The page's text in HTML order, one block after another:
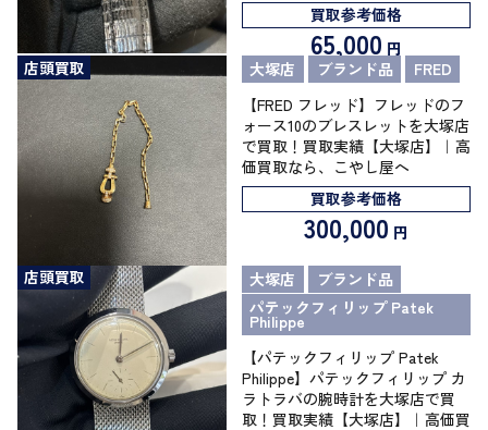
買取参考価格
65,000 円
店頭買取
大塚店 ブランド品
FRED
【FRED フレッド】フレッドのフ
ォース10のブレスレットを大塚店
で買取！買取実績【大塚店】｜高
価買取なら、こやし屋へ
買取参考価格
300,000 円
店頭買取 大塚店
ブランド品
パテックフィリップ Patek
Philippe
【パテックフィリップ Patek
Philippe】パテックフィリップ カ
ラトラバの腕時計を大塚店で買
取！買取実績【大塚店】｜高価買